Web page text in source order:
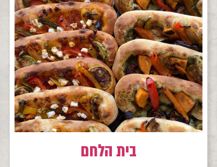
בית הלחם